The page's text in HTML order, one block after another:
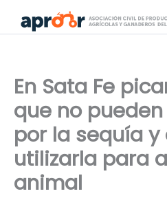
En Sata Fe
que no
por la sequía
utilizarla para
animal